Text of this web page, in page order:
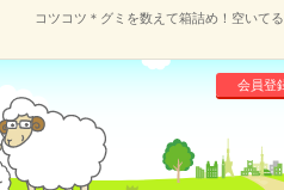
コツコツ＊グミを数えて箱詰め！空いて
会員登